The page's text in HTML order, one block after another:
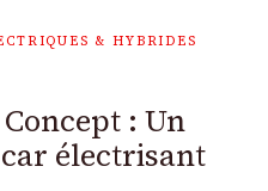
& HYBRIDES
: Un
électrisant